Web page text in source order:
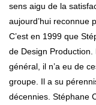
sens aigu de la
aujourd’hui reconnue
C’est en 1999 que
de Design
général, il n’a eu de
groupe. Il a su
décennies. Stéphane